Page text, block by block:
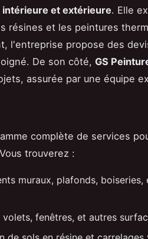
intérieure et extérieure. Elle
résines et les peintures
l'entreprise propose des
De son côté, GS
assurée par une équipe
complète de services
trouverez :
muraux, plafonds,
volets, fenêtres, et autres